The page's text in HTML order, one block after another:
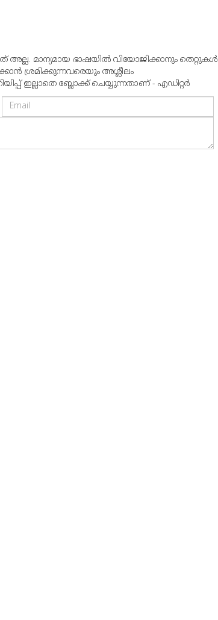
മാന്യമായ ഭാഷയില്‍ വിയോജിക്കാനും തെറ്റുകള്‍
ശ്രമിക്കുന്നവരെയും അശ്ലീലം
ഇല്ലാതെ ബ്ലോക്ക് ചെയ്യുന്നതാണ് - എഡിറ്റര്‍